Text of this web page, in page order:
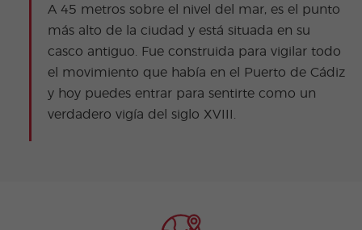
A 45 metros sobre el nivel del mar, es el punto
más alto de la ciudad y está situada en su
casco antiguo. Fue construida para vigilar todo
el movimiento que había en el Puerto de Cádiz
y hoy puedes entrar para sentirte como un
verdadero vigía del siglo XVIII.